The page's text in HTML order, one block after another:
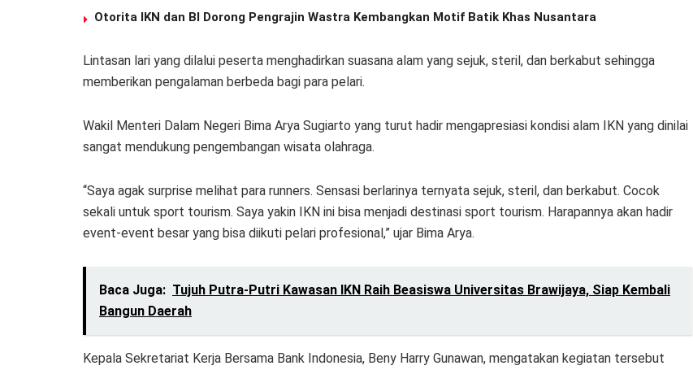
Otorita IKN dan BI Dorong Pengrajin Wastra Kembangkan Motif Batik Khas Nusantara
Lintasan lari yang dilalui peserta menghadirkan suasana alam yang sejuk, steril, dan berkabut sehingga
memberikan pengalaman berbeda bagi para pelari.
Wakil Menteri Dalam Negeri Bima Arya Sugiarto yang turut hadir mengapresiasi kondisi alam IKN yang dinilai
sangat mendukung pengembangan wisata olahraga.
“Saya agak surprise melihat para runners. Sensasi berlarinya ternyata sejuk, steril, dan berkabut. Cocok
sekali untuk sport tourism. Saya yakin IKN ini bisa menjadi destinasi sport tourism. Harapannya akan hadir
event-event besar yang bisa diikuti pelari profesional,” ujar Bima Arya.
Baca Juga: Tujuh Putra-Putri Kawasan IKN Raih Beasiswa Universitas Brawijaya, Siap Kembali
Bangun Daerah
Kepala Sekretariat Kerja Bersama Bank Indonesia, Beny Harry Gunawan, mengatakan kegiatan tersebut